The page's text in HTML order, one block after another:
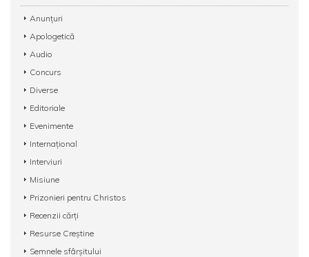
Anunțuri
Apologetică
Audio
Concurs
Diverse
Editoriale
Evenimente
Internațional
Interviuri
Misiune
Prizonieri pentru Christos
Recenzii cărți
Resurse Creștine
Semnele sfârșitului